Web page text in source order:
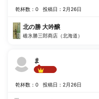
乾杯数：0 投稿日：2月26日
北の勝 大吟醸
碓氷勝三郎商店（北海道）
ま
乾杯数：0 投稿日：2月26日